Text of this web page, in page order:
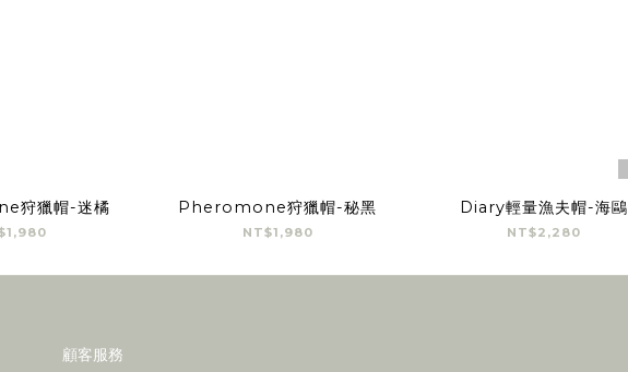
狩獵帽-迷橘 Pheromone狩獵帽-秘黑
NT$1,980
Diary輕量漁夫帽-海鷗
NT$2,280
顧客服務